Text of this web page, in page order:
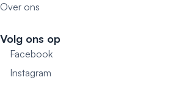
Over ons
Volg ons op
Facebook
Instagram